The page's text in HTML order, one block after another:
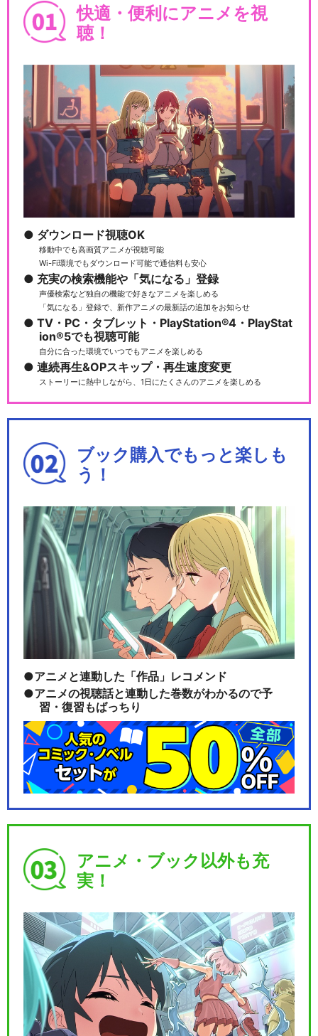
快適・便利にアニメを視
聴！
ダウンロード視聴OK
移動中でも高画質アニメが視聴可能
Wi-Fi環境でもダウンロード可能で通信料も安心
充実の検索機能や「気になる」登録
声優検索など独自の機能で好きなアニメを楽しめる
「気になる」登録で、新作アニメの最新話の追加をお知らせ
TV・PC・タブレット・PlayStation®4・PlayStat
ion®5でも視聴可能
自分に合った環境でいつでもアニメを楽しめる
連続再生&OPスキップ・再生速度変更
ストーリーに熱中しながら、1日にたくさんのアニメを楽しめる
ブック購入でもっと楽しも
う！
アニメと連動した「作品」レコメンド
アニメの視聴話と連動した巻数がわかるので予
習・復習もばっちり
アニメ・ブック以外も充
実！